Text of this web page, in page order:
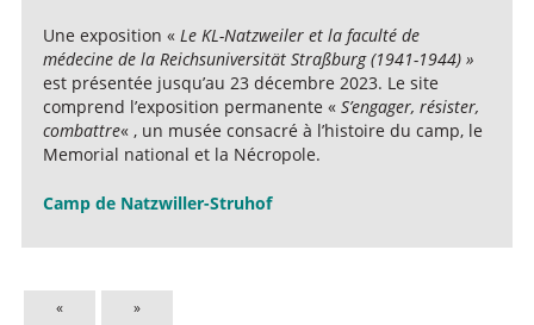
Une exposition « Le KL-Natzweiler et la faculté de
médecine de la Reichsuniversität Straßburg (1941-1944) »
est présentée jusqu’au 23 décembre 2023. Le site
comprend l’exposition permanente « S’engager, résister,
combattre« , un musée consacré à l’histoire du camp, le
Memorial national et la Nécropole.
Camp de Natzwiller-Struhof
« »